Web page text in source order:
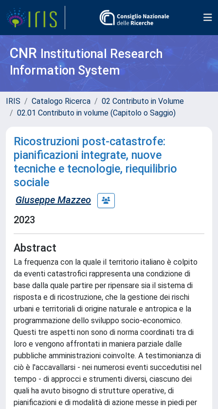
CNR Institutional Research
Information System
IRIS Catalogo Ricerca
02 Contributo in Volume
02.01 Contributo in volume (Capitolo o Saggio)
Ricostruzioni post-catastrofe:
pianificazioni integrate, nuove
tecniche e tecnologie, riequilibrio
sociale
Giuseppe Mazzeo
2023
Abstract
La frequenza con la quale il territorio italiano è colpito
da eventi catastrofici rappresenta una condizione di
base dalla quale partire per ripensare sia il sistema di
risposta e di ricostruzione, che la gestione dei rischi
urbani e territoriali di origine naturale e antropica e la
programmazione dello sviluppo socio-economico.
Questi tre aspetti non sono di norma coordinati tra di
loro e vengono affrontati in maniera parziale dalle
pubbliche amministrazioni coinvolte. A testimonianza di
ciò è l'accavallarsi - nei numerosi eventi succedutisi nel
tempo - di approcci e strumenti diversi, ciascuno dei
quali ha avuto bisogno di strutture operative, di
pianificazioni e di modalità di azione messe in piedi per